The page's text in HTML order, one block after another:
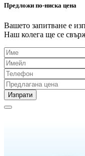
Предложи по-ниска цена
Вашето запитване е
Наш колега ще се
Изпрати